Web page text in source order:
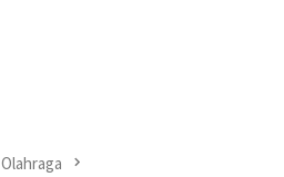
Olahraga